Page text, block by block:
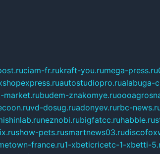
ciam-fr.rukraft-you.rumega-press.ru
autostudiopro.rualabuga-
market.rubudem-znakomye.ru
vd-dosug.ruadonyev.rurbc-
neznobi.rubigfatcc.ruhabble.ru
show-pets.rusmartnews03.ru
france.ru1-xbeticricetc-1-xbetti-